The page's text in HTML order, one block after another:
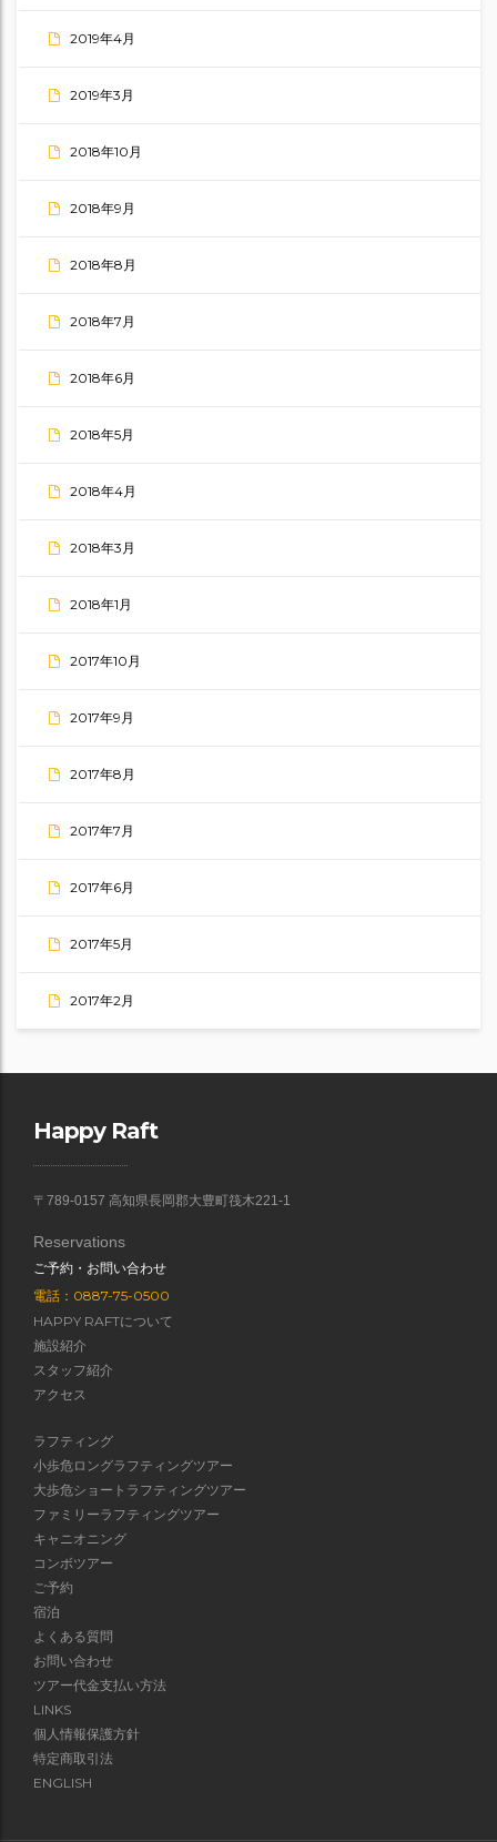
2019年4月
2019年3月
2018年10月
2018年9月
2018年8月
2018年7月
2018年6月
2018年5月
2018年4月
2018年3月
2018年1月
2017年10月
2017年9月
2017年8月
2017年7月
2017年6月
2017年5月
2017年2月
Happy Raft
〒789-0157 高知県長岡郡大豊町筏木221-1
Reservations
ご予約・お問い合わせ
電話：0887-75-0500
HAPPY RAFTについて
施設紹介
スタッフ紹介
アクセス
ラフティング
小歩危ロングラフティングツアー
大歩危ショートラフティングツアー
ファミリーラフティングツアー
キャニオニング
コンボツアー
ご予約
宿泊
よくある質問
お問い合わせ
ツアー代金支払い方法
LINKS
個人情報保護方針
特定商取引法
ENGLISH